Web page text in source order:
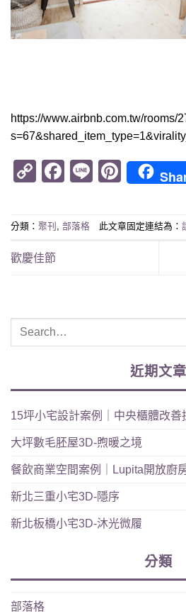
https://www.airbnb.com.tw/rooms/
CopyFacebook
Line
分類： 聚刊 , 部落格 此文章固定連結為：
歡慶佳節
近期文章
15坪小宅設計案例｜中央櫃體改善
大坪數毛胚屋3D-煦暖之境
餐飲商業空間案例｜Lupita開放廚
新北三重小宅3D-隱序
新北板橋小宅3D-沐光微履
分類
部落格